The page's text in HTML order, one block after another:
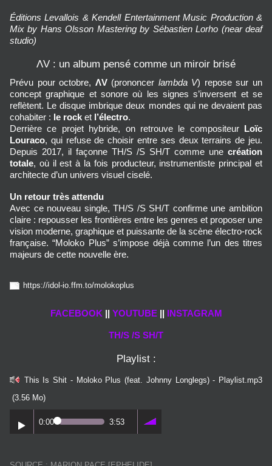
Éditions Levallois & Kendell Entertainment Music Production &
Mix by Hans Olsson Mastering by Sébastien Lorho (near deaf
studio)
ΛV : un album pensé comme un miroir brisé
Prévu pour octobre, ΛV (prononcer lambda V) repose sur un
concept graphique et sonore où les signes s’inversent et se
reflètent. Le disque imbrique deux mondes qui ne devaient pas
cohabiter : le rock et l’électro.
Derrière ce projet hybride, on retrouve le compositeur Loïc
Louraco, qui refuse de choisir entre ses deux terrains de jeu.
Depuis 2017, il façonne TH/S /S SH/T comme une création
totale, où il est à la fois producteur, instrumentiste principal et
architecte d’un univers visuel ciselé.
Un retour très attendu
Avec ce nouveau single, TH/S /S SH/T confirme une ambition
claire : repousser les frontières entre les genres et proposer une
vision moderne, graphique et puissante de la scène électro‑rock
française. “Moloko Plus” s’impose déjà comme l’un des titres
majeurs de cette nouvelle ère.
https://idol-io.ffm.to/molokoplus
FACEBOOK || YOUTUBE || INSTAGRAM
TH/S /S SH/T
Playlist :
This Is Shit - Moloko Plus (feat. Johnny Longlegs) - Playlist.mp3
(3.56 Mo)
0:00 3:53